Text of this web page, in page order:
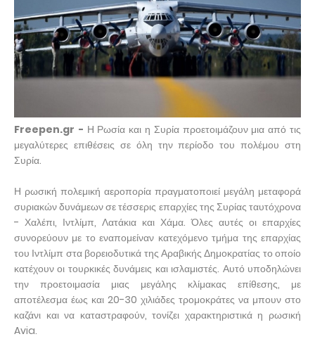
Freepen.gr - Η Ρωσία και η Συρία προετοιμάζουν μια από τις
μεγαλύτερες επιθέσεις σε όλη την περίοδο του πολέμου στη
Συρία.
Η ρωσική πολεμική αεροπορία πραγματοποιεί μεγάλη μεταφορά
συριακών δυνάμεων σε τέσσερις επαρχίες της Συρίας ταυτόχρονα
- Χαλέπι, Ιντλίμπ, Λατάκια και Χάμα. Όλες αυτές οι επαρχίες
συνορεύουν με το εναπομείναν κατεχόμενο τμήμα της επαρχίας
του Ιντλίμπ στα βορειοδυτικά της Αραβικής Δημοκρατίας το οποίο
κατέχουν οι τουρκικές δυνάμεις και ισλαμιστές. Αυτό υποδηλώνει
την προετοιμασία μιας μεγάλης κλίμακας επίθεσης, με
αποτέλεσμα έως και 20-30 χιλιάδες τρομοκράτες να μπουν στο
καζάνι και να καταστραφούν, τονίζει χαρακτηριστικά η ρωσική
Avia.